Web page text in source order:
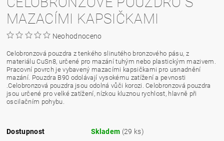
MAZACÍMI KAPSIČKAMI
Neohodnoceno
Celobronzová pouzdra z tenkého slinutého bronzového pásu, z
materiálu CuSn8, určené pro mazání tuhým nebo plastickým mazivem.
Pracovní povrch je vybavený mazacími kapsičkami pro usnadnění
mazání. Pouzdra B90 odolávají vysokému zatížení a pevnosti
.Celobronzová pouzdra jsou odolná vůči korozi. Celobronzová pouzdra
jsou určené pro velké zatížení, nízkou kluznou rychlost, hlavně při
oscilačním pohybu.
Dostupnost Skladem (29 ks)